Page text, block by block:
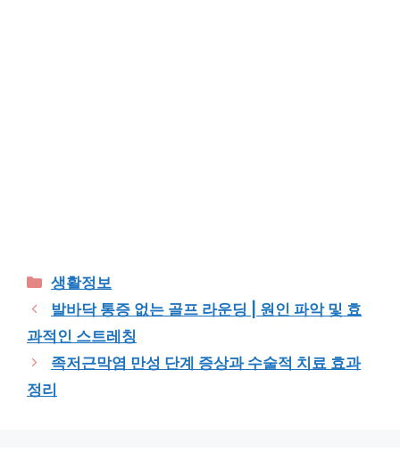
Categories
생활정보
발바닥 통증 없는 골프 라운딩 | 원인 파악 및 효
과적인 스트레칭
족저근막염 만성 단계 증상과 수술적 치료 효과
정리